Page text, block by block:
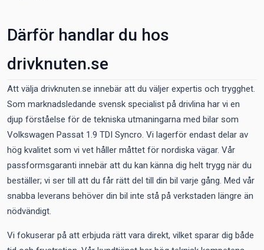
Därför handlar du hos
drivknuten.se
Att välja drivknuten.se innebär att du väljer expertis och trygghet.
Som marknadsledande svensk specialist på drivlina har vi en
djup förståelse för de tekniska utmaningarna med bilar som
Volkswagen Passat 1.9 TDI Syncro. Vi lagerför endast delar av
hög kvalitet som vi vet håller måttet för nordiska vägar. Vår
passformsgaranti innebär att du kan känna dig helt trygg när du
beställer; vi ser till att du får rätt del till din bil varje gång. Med vår
snabba leverans behöver din bil inte stå på verkstaden längre än
nödvändigt.
Vi fokuserar på att erbjuda rätt vara direkt, vilket sparar dig både